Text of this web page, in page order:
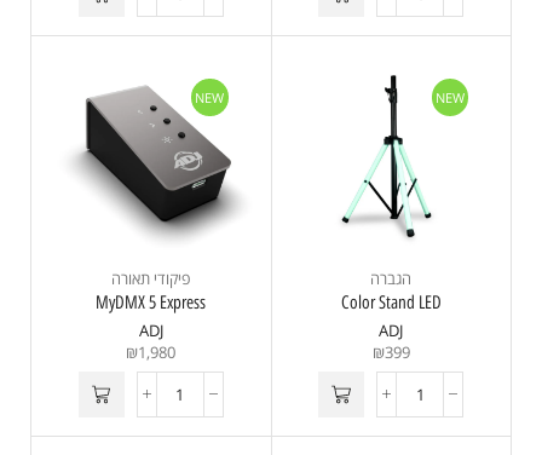
NEW
הגברה
Color Stand LED
ADJ
₪399
NEW
פיקודי תאורה
MyDMX 5 Express
ADJ
₪1,980